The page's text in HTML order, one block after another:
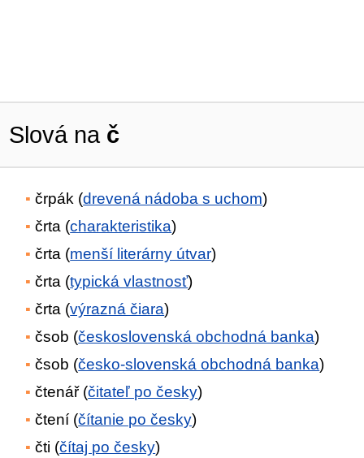
Slová na č
črpák (drevená nádoba s uchom)
črta (charakteristika)
črta (menší literárny útvar)
črta (typická vlastnosť)
črta (výrazná čiara)
čsob (československá obchodná banka)
čsob (česko-slovenská obchodná banka)
čtenář (čitateľ po česky)
čtení (čítanie po česky)
čti (čítaj po česky)